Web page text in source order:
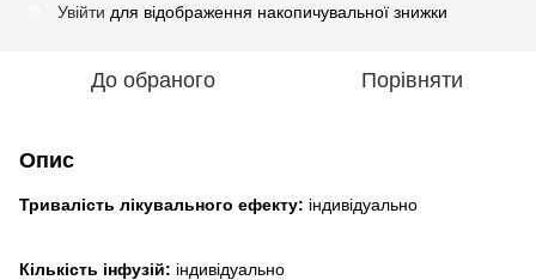
Увійти для відображення накопичувальної знижки
До обраного Порівняти
Опис
Тривалість лікувального ефекту: індивідуально
Кількість інфузій: індивідуально